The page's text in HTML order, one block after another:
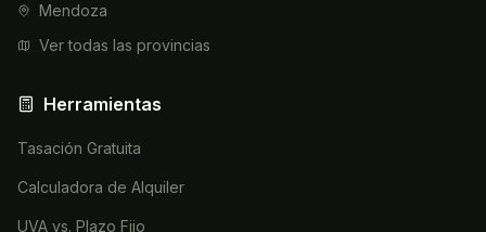
Mendoza
Ver todas las provincias
Herramientas
Tasación Gratuita
Calculadora de Alquiler
UVA vs. Plazo Fijo